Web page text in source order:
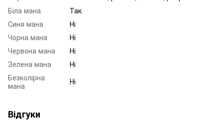
Біла мана
Так
Синя мана
Ні
Чорна мана
Ні
Червона мана
Ні
Зелена мана
Ні
Безколірна
мана
Ні
Відгуки